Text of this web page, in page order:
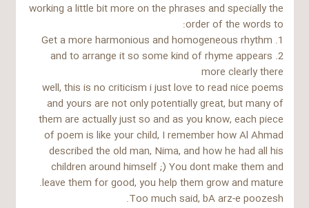
working a little bit more on the phrases and specially the
order of the words to:
1. Get a more harmonious and homogeneous rhythm
2. and to arrange it so some kind of rhyme appears
more clearly there
well, this is no criticism i just love to read nice poems
and yours are not only potentially great, but many of
them are actually just so and as you know, each piece
of poem is like your child, I remember how Al Ahmad
described the old man, Nima, and how he had all his
children around himself ;) You dont make them and
leave them for good, you help them grow and mature.
Too much said, bA arz-e poozesh.